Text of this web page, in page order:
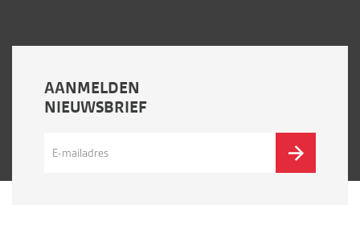
AANMELDEN
NIEUWSBRIEF